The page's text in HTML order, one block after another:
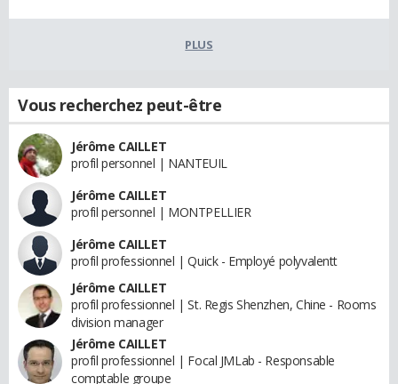
PLUS
Vous recherchez peut-être
Jérôme CAILLET
profil personnel | NANTEUIL
Jérôme CAILLET
profil personnel | MONTPELLIER
Jérôme CAILLET
profil professionnel | Quick - Employé polyvalentt
Jérôme CAILLET
profil professionnel | St. Regis Shenzhen, Chine - Rooms
division manager
Jérôme CAILLET
profil professionnel | Focal JMLab - Responsable
comptable groupe